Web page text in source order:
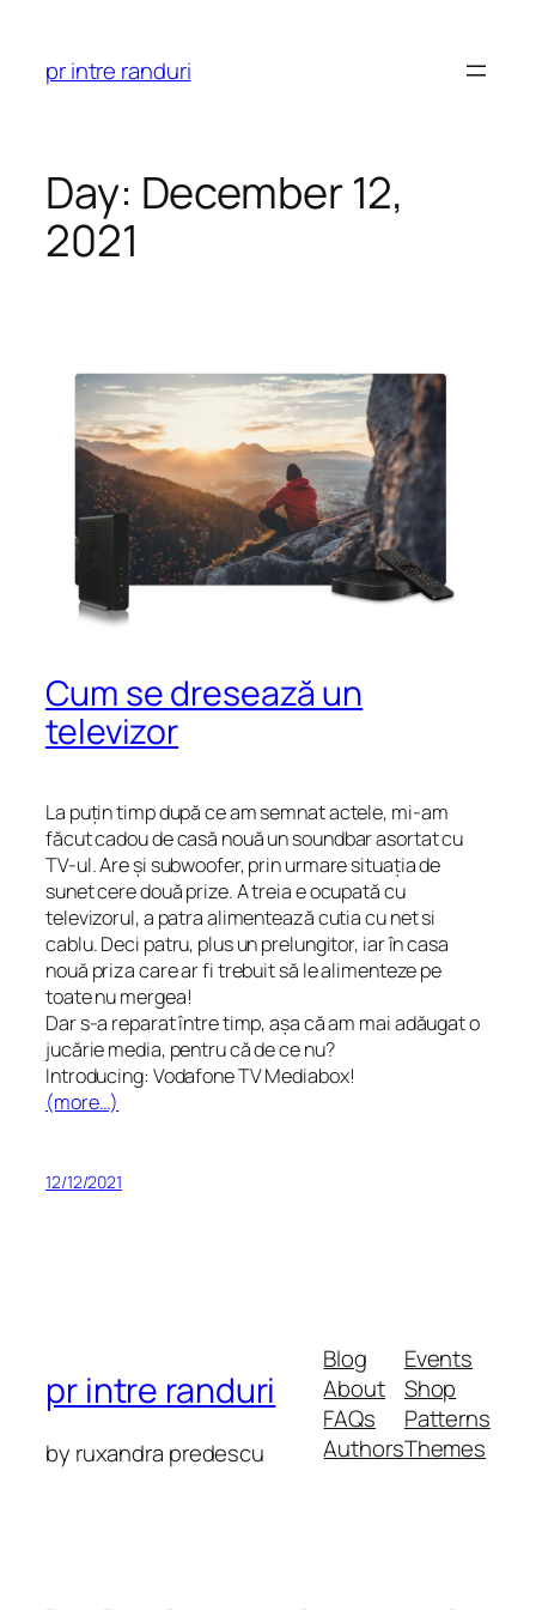
content
pr intre randuri
Day: December 12,
2021
Cum se dresează un
televizor
La puțin timp după ce am semnat actele, mi-am
făcut cadou de casă nouă un soundbar asortat cu
TV-ul. Are și subwoofer, prin urmare situația de
sunet cere două prize. A treia e ocupată cu
televizorul, a patra alimentează cutia cu net si
cablu. Deci patru, plus un prelungitor, iar în casa
nouă priza care ar fi trebuit să le alimenteze pe
toate nu mergea!
Dar s-a reparat între timp, așa că am mai adăugat o
jucărie media, pentru că de ce nu?
Introducing: Vodafone TV Mediabox!
(more…)
12/12/2021
pr intre randuri
by ruxandra predescu
Blog
About
FAQs
Authors
Events
Shop
Patterns
Themes